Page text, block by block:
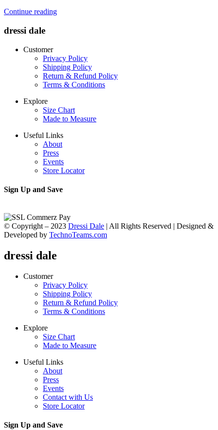
Continue reading
dressi dale
Customer
Privacy Policy
Shipping Policy
Return & Refund Policy
Terms & Conditions
Explore
Size Chart
Made to Measure
Useful Links
About
Press
Events
Store Locator
Sign Up and Save
© Copyright – 2023 Dressi Dale | All Rights Reserved | Designed &
Developed by TechnoTeams.com
dressi dale
Customer
Privacy Policy
Shipping Policy
Return & Refund Policy
Terms & Conditions
Explore
Size Chart
Made to Measure
Useful Links
About
Press
Events
Contact with Us
Store Locator
Sign Up and Save